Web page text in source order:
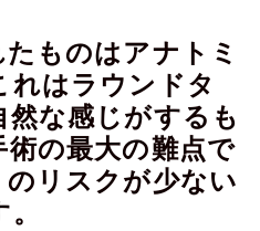
ものはアナトミ
れはラウンドタ
な感じがするも
の最大の難点で
リスクが少ない